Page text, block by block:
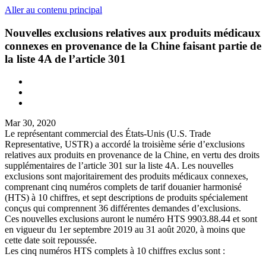
Aller au contenu principal
Nouvelles exclusions relatives aux produits médicaux
connexes en provenance de la Chine faisant partie de
la liste 4A de l’article 301
Mar 30, 2020
Le représentant commercial des États-Unis (U.S. Trade
Representative, USTR) a accordé la troisième série d’exclusions
relatives aux produits en provenance de la Chine, en vertu des droits
supplémentaires de l’article 301 sur la liste 4A. Les nouvelles
exclusions sont majoritairement des produits médicaux connexes,
comprenant cinq numéros complets de tarif douanier harmonisé
(HTS) à 10 chiffres, et sept descriptions de produits spécialement
conçus qui comprennent 36 différentes demandes d’exclusions.
Ces nouvelles exclusions auront le numéro HTS 9903.88.44 et sont
en vigueur du 1er septembre 2019 au 31 août 2020, à moins que
cette date soit repoussée.
Les cinq numéros HTS complets à 10 chiffres exclus sont :